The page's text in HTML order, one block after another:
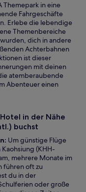
Themepark in eine
Fahrgeschäfte
Erlebe die lebendige
Themenbereiche
dich in andere
Achterbahnen
ist dieser
mit deinen
atemberaubende
Abenteuer einen
in der Nähe
buchst
Um günstige Flüge
(KHH-
mehrere Monate im
führen oft zu
du in der
oder große